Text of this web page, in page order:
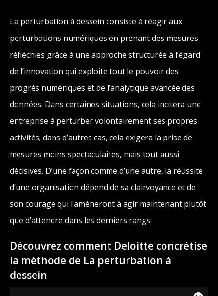
La perturbation à dessein consiste à réagir aux
perturbations numériques en prenant des mesures
réfléchies grâce à une approche structurée à l’égard
de l’innovation qui exploite tout le pouvoir des
progrès numériques et de l’analytique avancée des
données. Dans certaines situations, cela incitera une
entreprise à perturber volontairement ses propres
activités; dans d’autres cas, cela exigera la prise de
mesures moins spectaculaires, mais tout aussi
décisives. D’une façon comme d’une autre, la réussite
d’une organisation dépend de sa clairvoyance et de
son courage qui l’amèneront à agir maintenant plutôt
que d’attendre dans les derniers rangs.
Découvrez comment Deloitte concrétise
la méthode de La perturbation à
dessein